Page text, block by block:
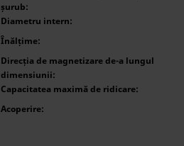
șurub:
Diametru intern:
Înălțime:
Direcția de magnetizare de-a lungul
dimensiunii:
Capacitatea maximă de ridicare:
Acoperire: